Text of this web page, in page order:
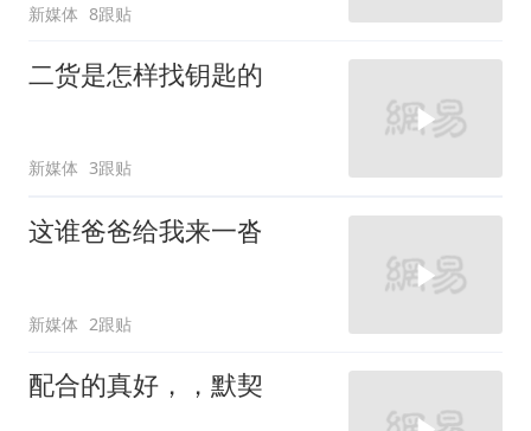
新媒体 8跟贴
二货是怎样找钥匙的
新媒体 3跟贴
这谁爸爸给我来一沓
新媒体 2跟贴
配合的真好，，默契